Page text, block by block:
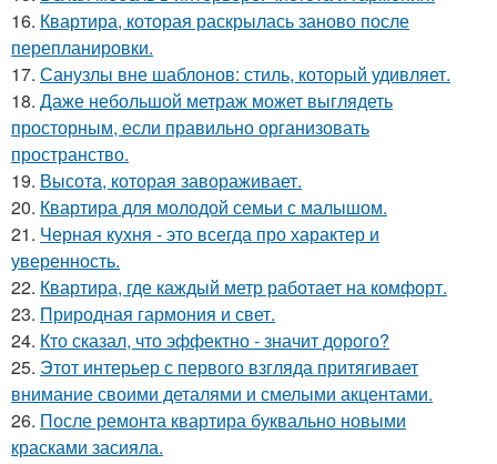
16. Квартира, которая раскрылась заново после
перепланировки.
17. Санузлы вне шаблонов: стиль, который удивляет.
18. Даже небольшой метраж может выглядеть
просторным, если правильно организовать
пространство.
19. Высота, которая завораживает.
20. Квартира для молодой семьи с малышом.
21. Черная кухня - это всегда про характер и
уверенность.
22. Квартира, где каждый метр работает на комфорт.
23. Природная гармония и свет.
24. Кто сказал, что эффектно - значит дорого?
25. Этот интерьер с первого взгляда притягивает
внимание своими деталями и смелыми акцентами.
26. После ремонта квартира буквально новыми
красками засияла.